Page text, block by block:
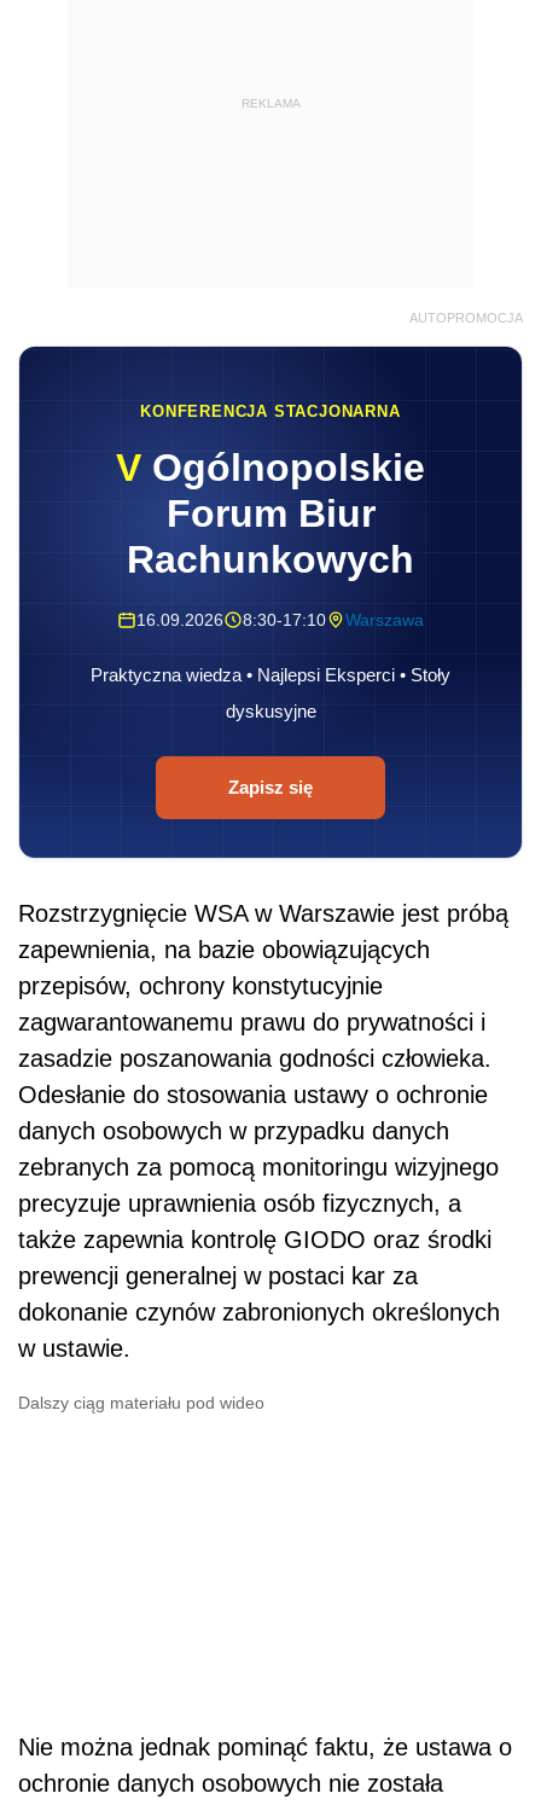
REKLAMA
AUTOPROMOCJA
KONFERENCJA STACJONARNA
V Ogólnopolskie
Forum Biur
Rachunkowych
16.09.2026 8:30-17:10 Warszawa
Praktyczna wiedza • Najlepsi Eksperci • Stoły
dyskusyjne
Zapisz się
Rozstrzygnięcie WSA w Warszawie jest próbą
zapewnienia, na bazie obowiązujących
przepisów, ochrony konstytucyjnie
zagwarantowanemu prawu do prywatności i
zasadzie poszanowania godności człowieka.
Odesłanie do stosowania ustawy o ochronie
danych osobowych w przypadku danych
zebranych za pomocą monitoringu wizyjnego
precyzuje uprawnienia osób fizycznych, a
także zapewnia kontrolę GIODO oraz środki
prewencji generalnej w postaci kar za
dokonanie czynów zabronionych określonych
w ustawie.
Dalszy ciąg materiału pod wideo
Nie można jednak pominąć faktu, że ustawa o
ochronie danych osobowych nie została